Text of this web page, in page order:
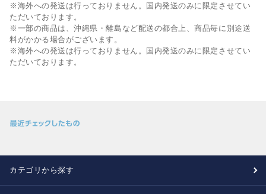
※海外への発送は行っておりません。国内発送のみに限定させてい
ただいております。
※一部の商品は、沖縄県・離島など配送の都合上、商品毎に別途送
料がかかる場合がございます。
※海外への発送は行っておりません。国内発送のみに限定させてい
ただいております。
カテゴリから探す